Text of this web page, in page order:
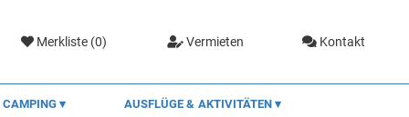
Merkliste (0) Vermieten Kontakt
CAMPING AUSFLÜGE & AKTIVITÄTEN